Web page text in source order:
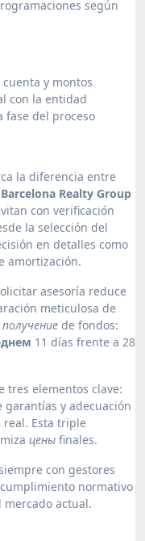
según
y montos
con la entidad
fase del proceso
la diferencia entre
Barcelona Realty Group
con verificación
la selección del
en detalles como
amortización.
asesoría reduce
meticulosa de
получение de fondos:
11 días frente a 28
tres elementos clave:
y adecuación
real. Esta triple
цены finales.
con gestores
normativo
mercado actual.